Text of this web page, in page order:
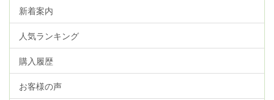
新着案内
人気ランキング
購入履歴
お客様の声